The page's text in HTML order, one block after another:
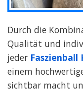
Durch die
Qualität und
jeder
einem
sichtbar macht